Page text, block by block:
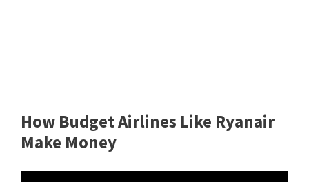
How Budget Airlines Like Ryanair
Make Money